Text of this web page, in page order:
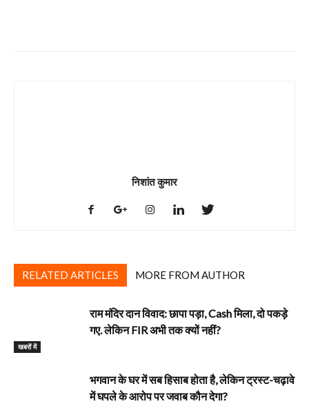
निशांत कुमार
RELATED ARTICLES MORE FROM AUTHOR
खबरों में
राम मंदिर दान विवाद: छापा पड़ा, Cash मिला, दो पकड़े
गए. लेकिन FIR अभी तक क्यों नहीं?
भगवान के घर में सब हिसाब होता है, लेकिन ट्रस्ट-चढ़ावे
में घपले के आरोप पर जवाब कौन देगा?